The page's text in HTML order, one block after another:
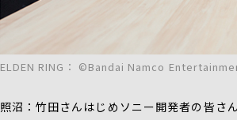
ELDEN RING： ©Bandai Namco
照沼：竹田さんはじめソニー開発者の皆さ